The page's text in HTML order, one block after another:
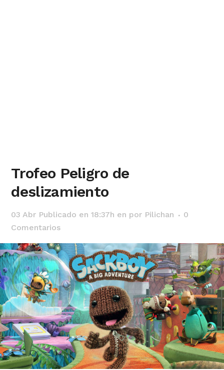
Trofeo Peligro de
deslizamiento
03 Abr Publicado en 18:37h en por Pilichan
0
Comentarios